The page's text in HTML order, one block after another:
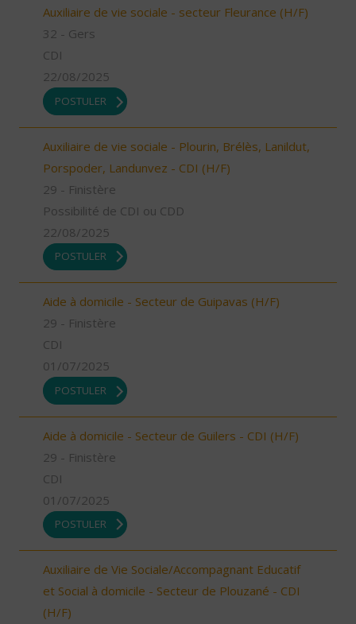
Auxiliaire de vie sociale - secteur Fleurance (H/F)
32 - Gers
CDI
22/08/2025
POSTULER
Auxiliaire de vie sociale - Plourin, Brélès, Lanildut,
Porspoder, Landunvez - CDI (H/F)
29 - Finistère
Possibilité de CDI ou CDD
22/08/2025
POSTULER
Aide à domicile - Secteur de Guipavas (H/F)
29 - Finistère
CDI
01/07/2025
POSTULER
Aide à domicile - Secteur de Guilers - CDI (H/F)
29 - Finistère
CDI
01/07/2025
POSTULER
Auxiliaire de Vie Sociale/Accompagnant Educatif
et Social à domicile - Secteur de Plouzané - CDI
(H/F)